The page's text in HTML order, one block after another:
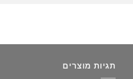
תגיות מוצרים